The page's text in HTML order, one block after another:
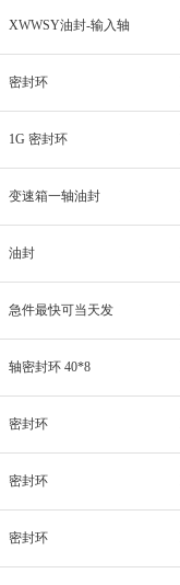
XWWSY油封-输入轴
密封环
1G 密封环
变速箱一轴油封
油封
急件最快可当天发
轴密封环 40*8
密封环
密封环
密封环